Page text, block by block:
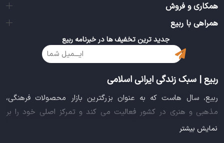
همکاری و فروش
همراهی با ربیع
جدید ترین تخفیف ها در خبرنامه ربیع
ربیع | سبک زندگی ایرانی اسلامی
ربیع، سال هاست که به عنوان بزرگترین بازار محصولات فرهنگی،
مذهبی و هنری در کشور فعالیت می کند و تمرکز اصلی خود را بر
سبک زندگی ایرانی اسلامی قرار داده است. این بازار مجموعه کاملی از
نمایش بیشتر